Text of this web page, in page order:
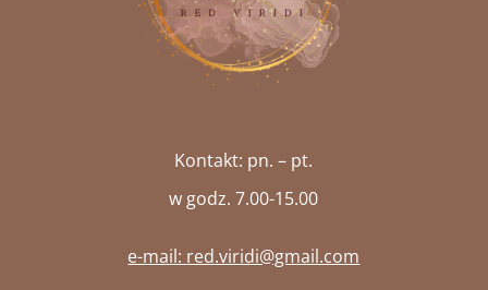
Kontakt: pn. – pt.
w godz. 7.00-15.00
e-mail: red.viridi@gmail.com